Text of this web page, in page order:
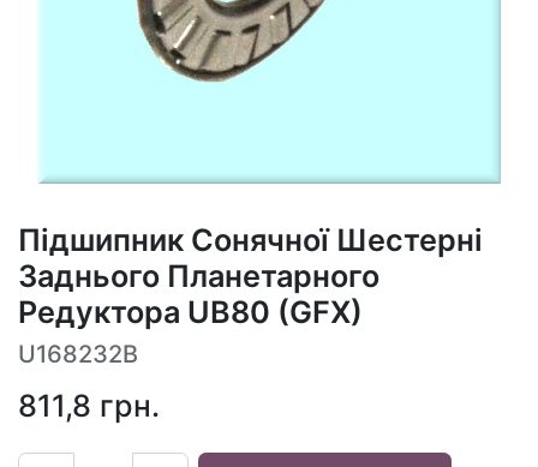
Підшипник Сонячної Шестерні
Заднього Планетарного
Редуктора UB80 (GFX)
U168232B
811,8 грн.